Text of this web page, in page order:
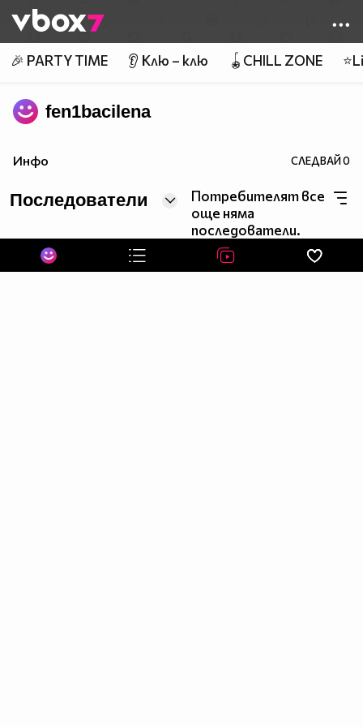
👾
🎉 PARTY TIME 👂 Клю – клю 🪀CHILL ZONE
fen1bacilena
Инфо СЛЕДВАЙ0
Последователи
Потребителят все
още няма
последователи.